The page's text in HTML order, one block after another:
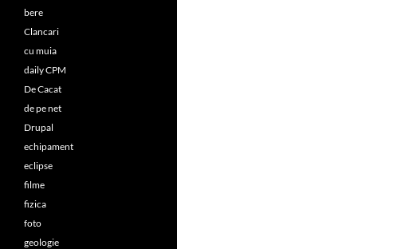
bere
Clancari
cu muia
daily CPM
De Cacat
de pe net
Drupal
echipament
eclipse
filme
fizica
foto
geologie